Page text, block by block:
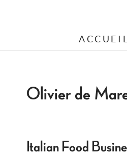
ACCUEIL
Olivier de
Italian Food